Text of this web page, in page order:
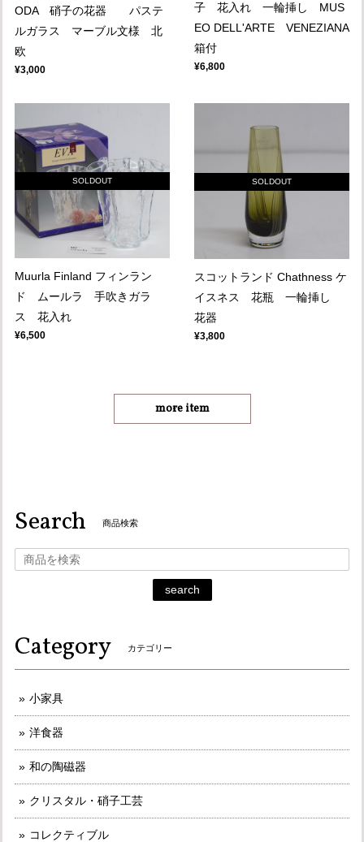
ODA 硝子の花器 パステ
ルガラス マーブル文様 北
欧
¥3,000
子 花入れ 一輪挿し MUS
EO DELL'ARTE VENEZIANA
箱付
¥6,800
SOLDOUT
Muurla Finland フィンラン
ド ムールラ 手吹きガラ
ス 花入れ
¥6,500
SOLDOUT
スコットランド Chathness ケ
イスネス 花瓶 一輪挿し
花器
¥3,800
more item
Search 商品検索
search
Category カテゴリー
小家具
洋食器
和の陶磁器
クリスタル・硝子工芸
コレクティブル